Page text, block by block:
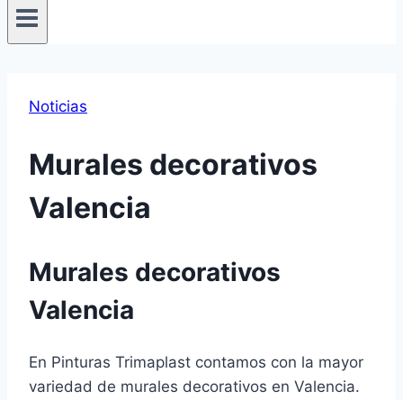
Noticias
Murales decorativos
Valencia
Murales decorativos
Valencia
En Pinturas Trimaplast contamos con la mayor
variedad de murales decorativos en Valencia.